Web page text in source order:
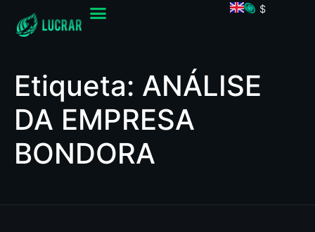
$
Etiqueta: ANÁLISE
DA EMPRESA
BONDORA